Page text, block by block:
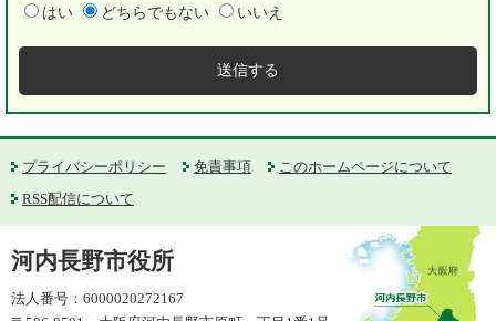
はい
どちらでもない いいえ
プライバシーポリシー 免責事項
このホームページについて
RSS配信について
河内長野市役所
法人番号：6000020272167